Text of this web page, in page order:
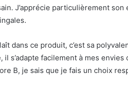
J’apprécie particulièrement son
dans ce produit, c’est sa
il s’adapte facilement à mes
B, je sais que je fais un choix